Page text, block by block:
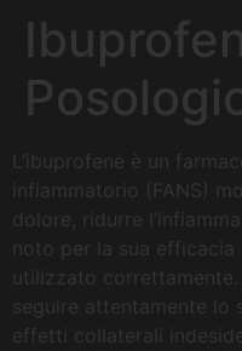
L’ibuprofene è un
infiammatorio (FANS)
dolore, ridurre
noto per la sua
utilizzato
seguire attentamente lo
effetti collaterali